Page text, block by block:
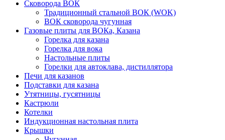
Сковорода ВОК
Традиционный стальной ВОК (WOK)
ВОК сковорода чугунная
Газовые плиты для ВОКа, Казана
Горелка для казана
Горелка для вока
Настольные плиты
Горелки для автоклава, дистиллятора
Печи для казанов
Подставки для казана
Утятницы, гусятницы
Кастрюли
Котелки
Индукционная настольная плита
Крышки